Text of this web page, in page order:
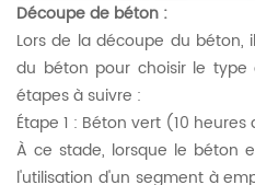
Découpe de béton :
Lors de la découpe du béton,
du béton pour choisir le type
étapes à suivre :
Étape 1 : Béton vert (10
À ce stade, lorsque le béton
l'utilisation d'un segment à